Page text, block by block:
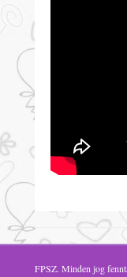
FPSZ. Minden jog